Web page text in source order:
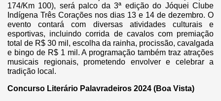
174/Km 100), será palco da 3ª edição do Jóquei Clube
Indígena Três Corações nos dias 13 e 14 de dezembro. O
evento contará com diversas atividades culturais e
esportivas, incluindo corrida de cavalos com premiação
total de R$ 30 mil, escolha da rainha, procissão, cavalgada
e bingo de R$ 1 mil. A programação também traz atrações
musicais regionais, prometendo envolver e celebrar a
tradição local.
Concurso Literário Palavradeiros 2024 (Boa Vista)